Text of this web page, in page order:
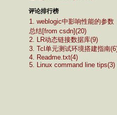
评论排行榜
1. weblogic中影响性能的参数
总结[from csdn](20)
2. LR动态链接数据库(9)
3. Tcl单元测试环境搭建指南
4. Readme.txt(4)
5. Linux command line tips(3)